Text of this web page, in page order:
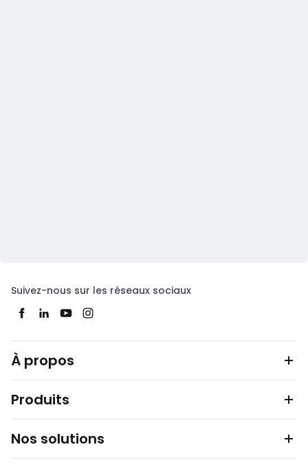
Suivez-nous sur les réseaux sociaux
À propos
Produits
Nos solutions